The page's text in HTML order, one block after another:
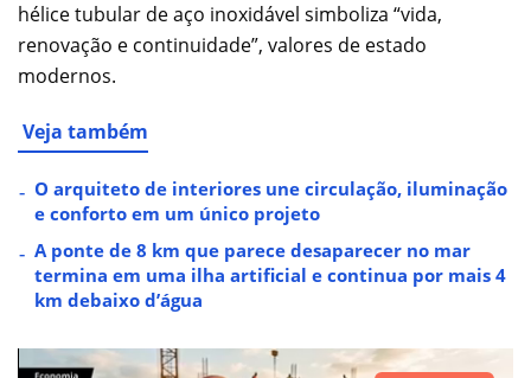
hélice tubular de aço inoxidável simboliza “vida,
renovação e continuidade”, valores de estado
modernos.
Veja também
O arquiteto de interiores une circulação, iluminação
e conforto em um único projeto
A ponte de 8 km que parece desaparecer no mar
termina em uma ilha artificial e continua por mais 4
km debaixo d’água